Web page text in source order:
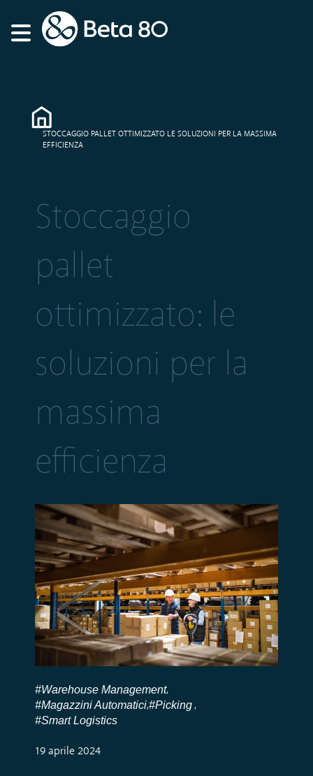
STOCCAGGIO PALLET OTTIMIZZATO LE SOLUZIONI PER LA MASSIMA
EFFICIENZA
Stoccaggio
pallet
ottimizzato: le
soluzioni per la
massima
efficienza
#Warehouse Management,
#Magazzini Automatici,#Picking ,
#Smart Logistics
19 aprile 2024